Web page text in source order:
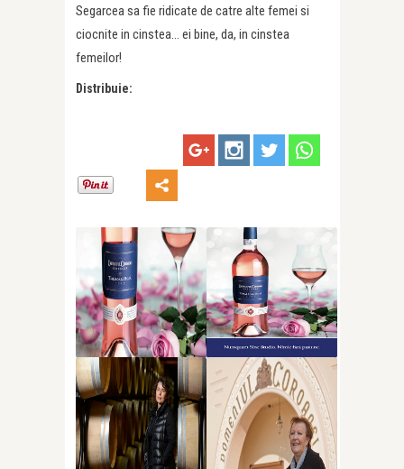
Segarcea sa fie ridicate de catre alte femei si
ciocnite in cinstea… ei bine, da, in cinstea
femeilor!
Distribuie: